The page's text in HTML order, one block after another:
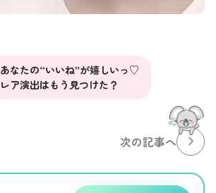
あなたの“いいね”が嬉しいっ♡
レア演出はもう見つけた？
次の記事へ